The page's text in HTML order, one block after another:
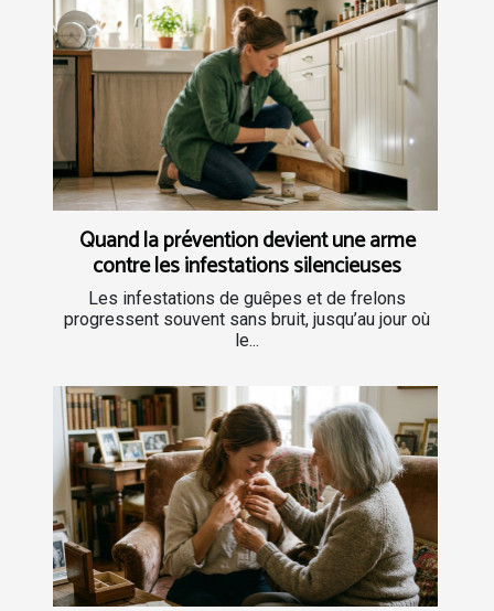
Quand la prévention devient une arme
contre les infestations silencieuses
Les infestations de guêpes et de frelons
progressent souvent sans bruit, jusqu’au jour où
le...